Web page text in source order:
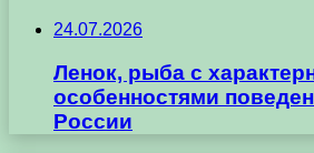
24.07.2026
Ленок, рыба с
особенностями
России